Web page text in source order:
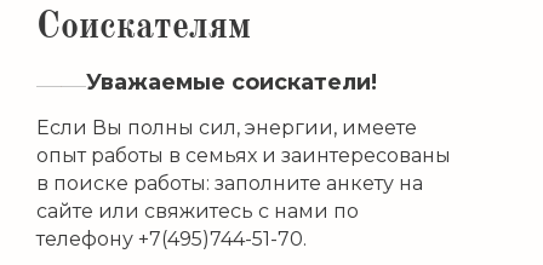
Соискателям
Уважаемые соискатели!
Если Вы полны сил, энергии, имеете
опыт работы в семьях и заинтересованы
в поиске работы: заполните анкету на
сайте или свяжитесь с нами по
телефону +7(495)744-51-70.